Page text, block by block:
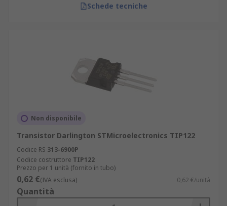
Schede tecniche
Non disponibile
Transistor Darlington STMicroelectronics TIP122
Codice RS 313-6900P
Codice costruttore TIP122
Prezzo per 1 unità (fornito in tubo)
0,62 €(IVA esclusa) 0,62 €/unità
Quantità